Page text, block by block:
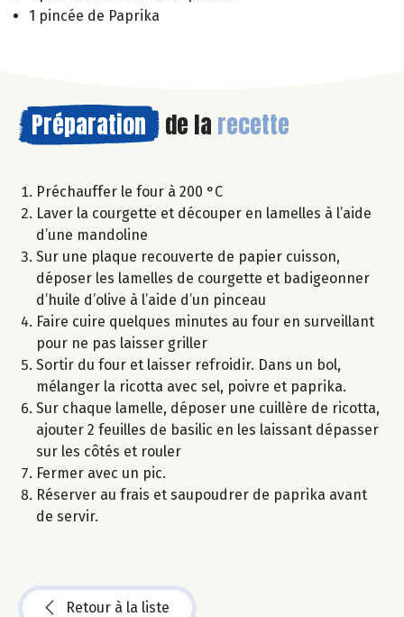
1 pincée de Paprika
Préparation de la recette
Préchauffer le four à 200 °C
Laver la courgette et découper en lamelles à l’aide
d’une mandoline
Sur une plaque recouverte de papier cuisson,
déposer les lamelles de courgette et badigeonner
d’huile d’olive à l’aide d’un pinceau
Faire cuire quelques minutes au four en surveillant
pour ne pas laisser griller
Sortir du four et laisser refroidir. Dans un bol,
mélanger la ricotta avec sel, poivre et paprika.
Sur chaque lamelle, déposer une cuillère de ricotta,
ajouter 2 feuilles de basilic en les laissant dépasser
sur les côtés et rouler
Fermer avec un pic.
Réserver au frais et saupoudrer de paprika avant
de servir.
Retour à la liste